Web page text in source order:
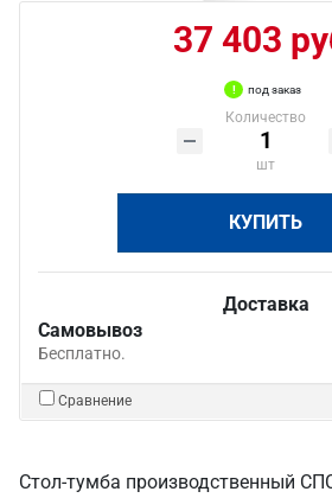
37 403
под заказ
Количество
шт
КУПИТЬ
Доставка
Самовывоз
Бесплатно.
Сравнение
Стол-тумба производственный